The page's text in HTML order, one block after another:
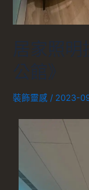
居家照
公館》
裝飾靈感 / 2023-